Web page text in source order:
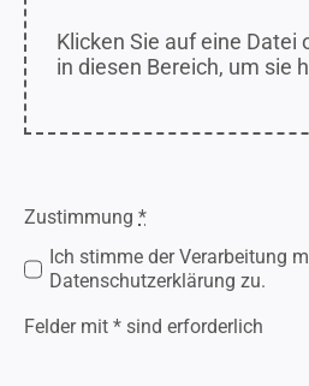
Klicken Sie auf eine Datei
in diesen Bereich, um sie
Zustimmung *
Ich stimme der Verarbeitung
Datenschutzerklärung zu.
Felder mit * sind erforderlich